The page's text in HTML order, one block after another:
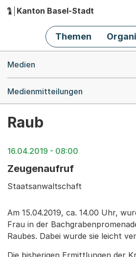
Hauptnavigation
Kanton Basel-Stadt
Themen
Medien
Medienmitteilungen
Raub
16.04.2019 - 08:00
Zeugenaufruf
Staatsanwaltschaft
Am 15.04.2019, ca. 14.00 Uhr,
Frau in der
Raubes. Dabei wurde sie leicht
Die bisherigen Ermittlungen der